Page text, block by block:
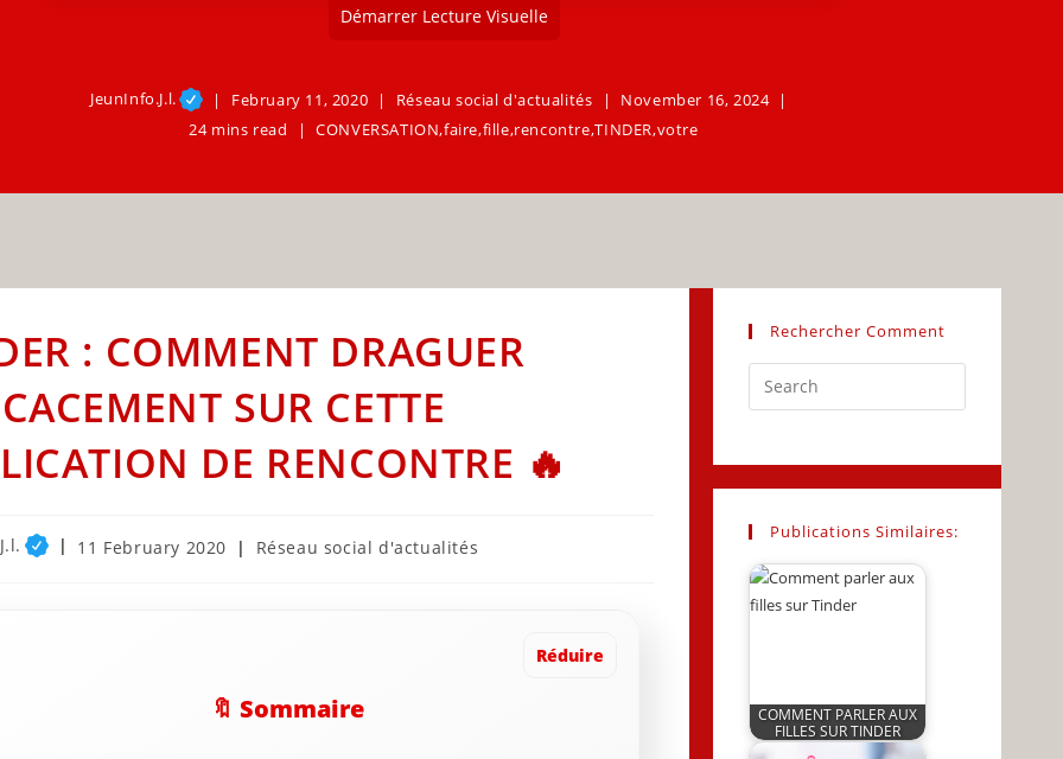
Démarrer Lecture Visuelle
JeunInfo.J.l. February 11, 2020 Réseau social d'actualités
November 16, 2024
24 mins read
CONVERSATION,faire,fille,rencontre,TINDER,votre
: COMMENT DRAGUER
SUR CETTE
DE RENCONTRE 🔥
Post
11 February 2020
Post
Réseau social d'actualités
Réduire
🔖 Sommaire
Rechercher Comment
Escape
close
the
Publications Similaires:
COMMENT PARLER AUX
FILLES SUR TINDER
by